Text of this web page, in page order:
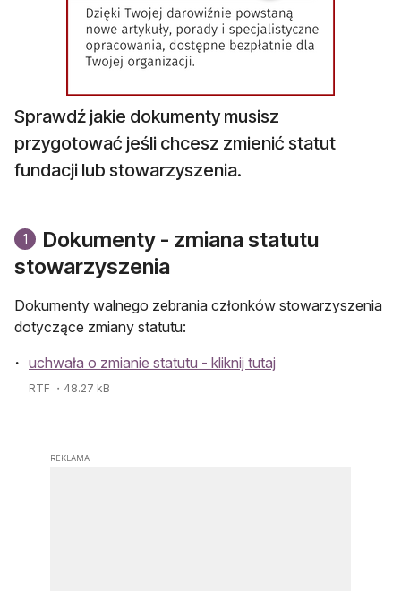
Sprawdź jakie dokumenty musisz
przygotować jeśli chcesz zmienić statut
fundacji lub stowarzyszenia.
1
Dokumenty - zmiana statutu
stowarzyszenia
Dokumenty walnego zebrania członków stowarzyszenia
dotyczące zmiany statutu:
uchwała o zmianie statutu - kliknij tutaj
RTF ・48.27 kB
REKLAMA